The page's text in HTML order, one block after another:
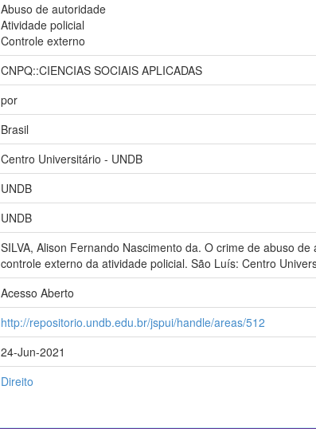
Abuso de autoridade
Atividade policial
Controle externo
CNPQ::CIENCIAS SOCIAIS APLICADAS
por
Brasil
Centro Universitário - UNDB
UNDB
UNDB
SILVA, Alison Fernando Nascimento da. O crime de abuso
controle externo da atividade policial. São Luís: Centro
Acesso Aberto
http://repositorio.undb.edu.br/jspui/handle/areas/512
24-Jun-2021
Direito